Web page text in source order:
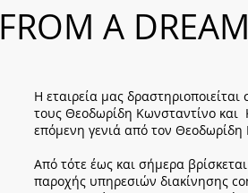
FROM A
Η εταιρεία μας
τους Θεοδωρίδη Κωνσταντίνο και
επόμενη γενιά από τον
Από τότε έως και σήμερα
παροχής υπηρεσιών διακίνησης